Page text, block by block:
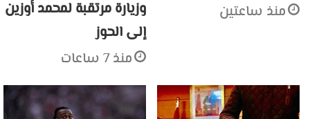
منذ ساعتين
وزيارة مرتقبة لمحمد أوزين
إلى الحوز
منذ 7 ساعات